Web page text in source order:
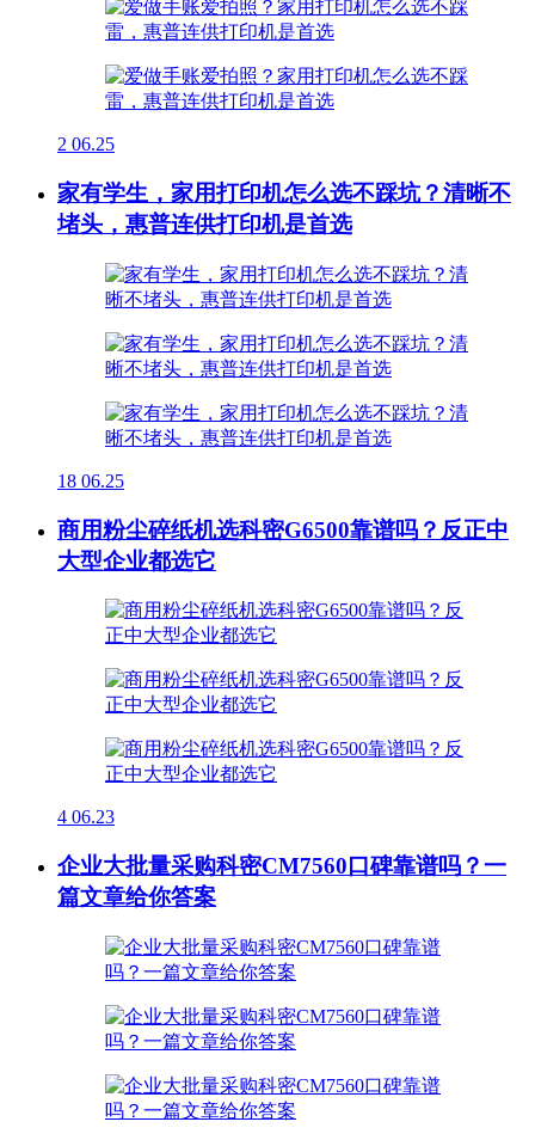
2 06.25
家有学生，家用打印机怎么选不踩坑？清晰不
堵头，惠普连供打印机是首选
18 06.25
商用粉尘碎纸机选科密G6500靠谱吗？反正中
大型企业都选它
4 06.23
企业大批量采购科密CM7560口碑靠谱吗？一
篇文章给你答案